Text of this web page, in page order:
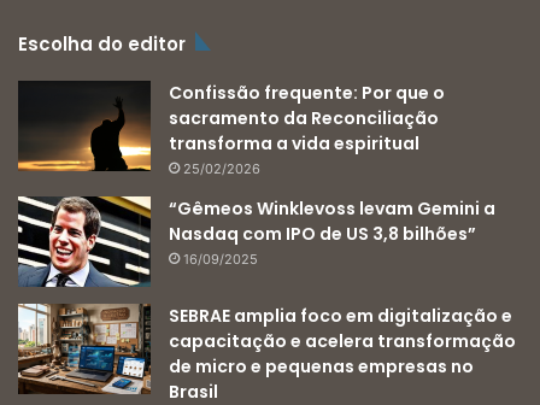
Escolha do editor
Confissão frequente: Por que o
sacramento da Reconciliação
transforma a vida espiritual
25/02/2026
“Gêmeos Winklevoss levam Gemini a
Nasdaq com IPO de US 3,8 bilhões”
16/09/2025
SEBRAE amplia foco em digitalização e
capacitação e acelera transformação
de micro e pequenas empresas no
Brasil